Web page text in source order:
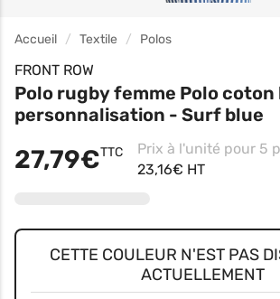
Accueil Textile Polos
FRONT ROW
Polo rugby femme Polo
personnalisation - Surf blue
27,79€TTC
23,16€ HT
CETTE COULEUR N'EST PAS
ACTUELLEMENT